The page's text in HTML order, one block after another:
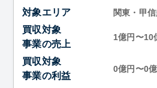
対象エリア 関東・甲
買収対象
事業の売上
1億円〜10
買収対象
事業の利益
0億円〜0